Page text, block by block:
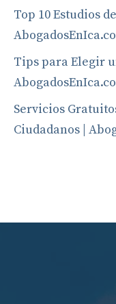
Top 10 Estudios
Tips para Elegir
Servicios
Ciudadanos |